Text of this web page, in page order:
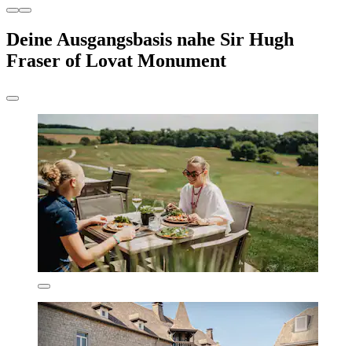
Deine Ausgangsbasis nahe Sir Hugh
Fraser of Lovat Monument